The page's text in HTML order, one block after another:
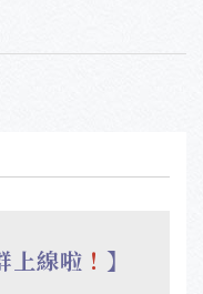
上線啦 ！ 】